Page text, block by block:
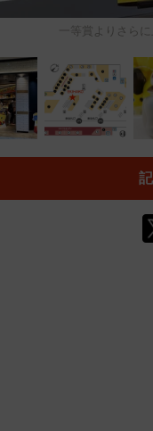
一等賞よりさら